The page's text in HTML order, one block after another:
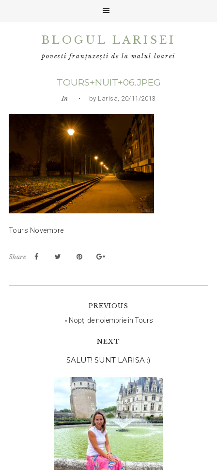
BLOGUL LARISEI
povesti franțuzești de la malul loarei
TOURS+NUIT+06.JPEG
In • by Larisa, 20/11/2013
Tours Novembre
Share
PREVIOUS
« Nopți de noiembrie în Tours
NEXT
principală
SALUT! SUNT LARISA :)